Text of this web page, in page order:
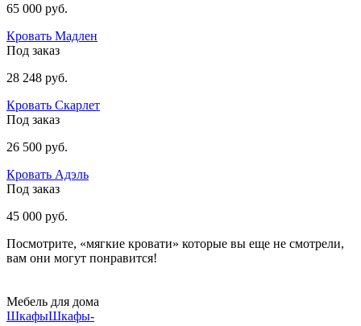
65 000 руб.
Кровать Мадлен
Под заказ
28 248 руб.
Кровать Скарлет
Под заказ
26 500 руб.
Кровать Адэль
Под заказ
45 000 руб.
Посмотрите, «мягкие кровати» которые вы еще не смотрели,
вам они могут понравится!
Мебель для дома
ШкафыШкафы-